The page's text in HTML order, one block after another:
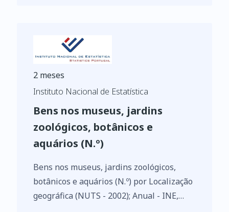
2 meses
Instituto Nacional de Estatística
Bens nos museus, jardins
zoológicos, botânicos e
aquários (N.º)
Bens nos museus, jardins zoológicos,
botânicos e aquários (N.º) por Localização
geográfica (NUTS - 2002); Anual - INE,